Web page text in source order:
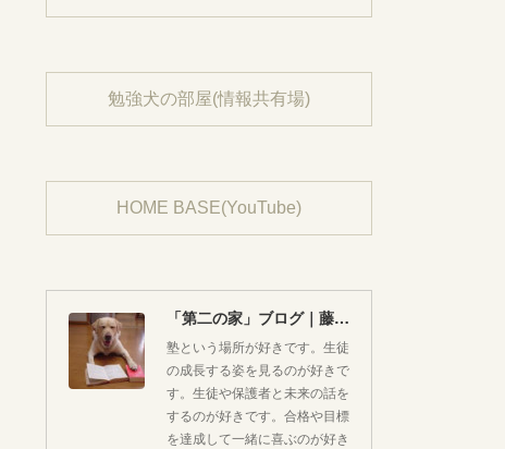
勉強犬の部屋(情報共有場)
HOME BASE(YouTube)
「第二の家」ブログ｜藤沢市の個別指導塾のお話
塾という場所が好きです。生徒
の成長する姿を見るのが好きで
す。生徒や保護者と未来の話を
するのが好きです。合格や目標
を達成して一緒に喜ぶのが好き